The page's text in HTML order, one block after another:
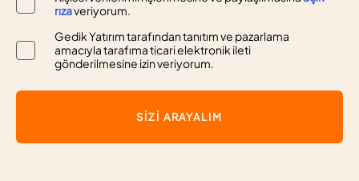
rızaveriyorum.
Gedik Yatırım tarafından tanıtım ve pazarlama
amacıyla tarafıma ticari elektronik ileti
gönderilmesine izin veriyorum.
SİZİ ARAYALIM